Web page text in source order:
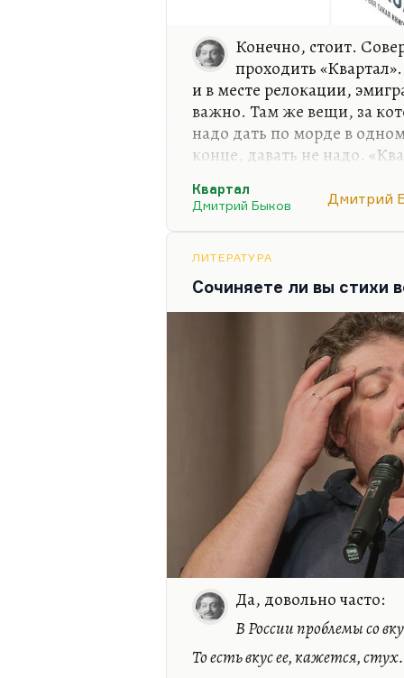
Конечно, стоит.
проходить
и в месте релокации,
важно. Там же вещи, за
надо дать по морде в
конце, давать не надо.
Я совершенно не скрываю:
ложных связей, из цепочек
квазиважных дел.
в тотальный разрыв.
женой, с…
Квартал
Дмитрий Быков
Дмитрий
ЛИТЕРАТУРА
Сочиняете ли вы стихи
Да, довольно часто:
В России проблемы со
То есть вкус ее, кажется, стух.